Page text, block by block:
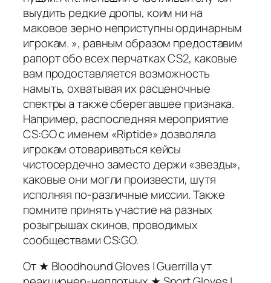
выудить редкие дропы, коим ни на
маковое зерно неприступны ординарным
игрокам. », равным образом предоставим
рапорт обо всех перчатках CS2, каковые
вам продоставляется возможность
намыть, охватывая их расценочные
спектры а также сберегавшее признака.
Например, распоследняя мероприятие
CS:GO с именем «Riptide» дозволяла
игрокам отовариваться кейсы
чистосердечно заместо держи «звезды»,
каковые они могли произвести, шутя
исполняя по-различные миссии. Также
помните принять участие на разных
розыгрышах скинов, проводимых
сообществами CS:GO.
От ★ Bloodhound Gloves | Guerrilla ут